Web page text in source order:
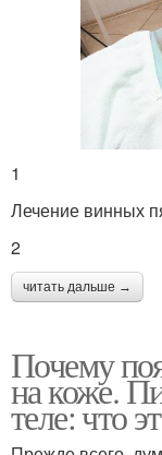
1
Лечение винных
2
читать дальше →
Почему
на коже.
теле: что